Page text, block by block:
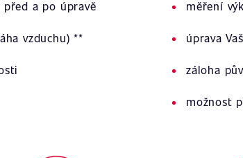
a po úpravě měření
vzduchu) ** úprava
záloha
možnost